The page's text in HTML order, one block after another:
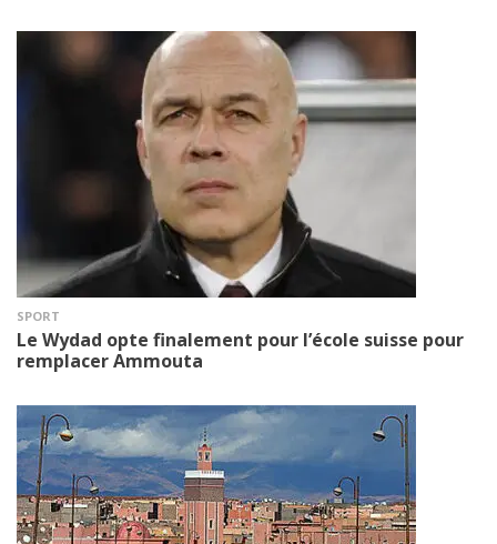
SPORT
Le Wydad opte finalement pour l’école suisse pour
remplacer Ammouta